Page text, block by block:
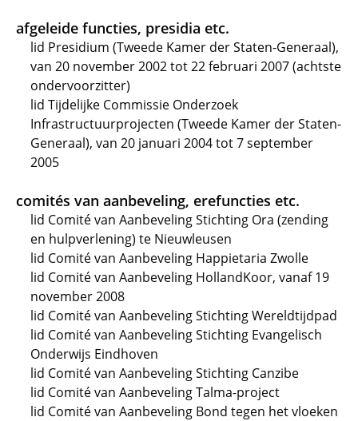
afgeleide functies, presidia etc.
lid Presidium (Tweede Kamer der Staten-Generaal),
van 20 november 2002 tot 22 februari 2007 (achtste
ondervoorzitter)
lid Tijdelijke Commissie Onderzoek
Infrastructuurprojecten (Tweede Kamer der Staten-
Generaal), van 20 januari 2004 tot 7 september
2005
comités van aanbeveling, erefuncties etc.
lid Comité van Aanbeveling Stichting Ora (zending
en hulpverlening) te Nieuwleusen
lid Comité van Aanbeveling Happietaria Zwolle
lid Comité van Aanbeveling HollandKoor, vanaf 19
november 2008
lid Comité van Aanbeveling Stichting Wereldtijdpad
lid Comité van Aanbeveling Stichting Evangelisch
Onderwijs Eindhoven
lid Comité van Aanbeveling Stichting Canzibe
lid Comité van Aanbeveling Talma-project
lid Comité van Aanbeveling Bond tegen het vloeken